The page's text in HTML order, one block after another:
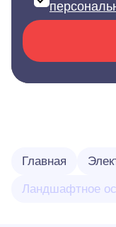
Главная
Ландшафтное